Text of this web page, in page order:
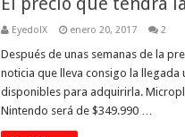
EyedolX enero 20, 2017 2
Después de unas semanas de la
noticia que lleva consigo la llegada
disponibles para adquirirla.
Nintendo será de $349.990 …